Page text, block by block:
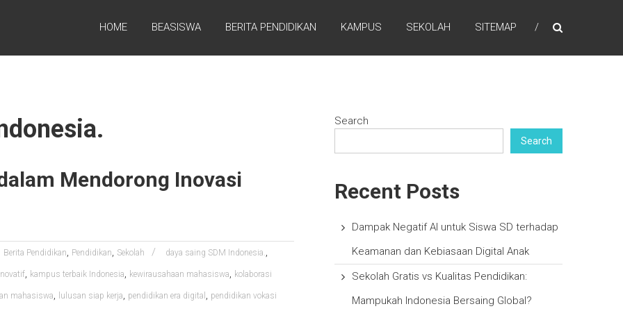
HOME BEASISWA BERITA PENDIDIKAN KAMPUS SEKOLAH SITEMAP
Mendorong Inovasi
Berita Pendidikan, Pendidikan, Sekolah daya saing SDM Indonesia.,
, kampus terbaik Indonesia, kewirausahaan mahasiswa, kolaborasi
mahasiswa, lulusan siap kerja, pendidikan era digital , pendidikan vokasi
Search
Search
Recent Posts
Dampak Negatif AI untuk Siswa SD terhadap
Keamanan dan Kebiasaan Digital Anak
Sekolah Gratis vs Kualitas Pendidikan:
Mampukah Indonesia Bersaing Global?